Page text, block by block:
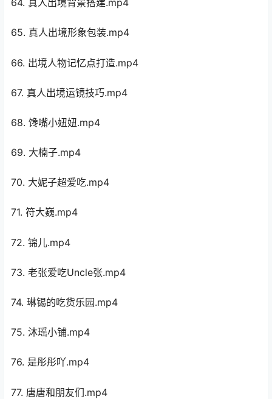
64. 真人出境背景搭建.mp4
65. 真人出境形象包装.mp4
66. 出境人物记忆点打造.mp4
67. 真人出境运镜技巧.mp4
68. 馋嘴小妞妞.mp4
69. 大楠子.mp4
70. 大妮子超爱吃.mp4
71. 符大巍.mp4
72. 锦儿.mp4
73. 老张爱吃Uncle张.mp4
74. 琳锡的吃货乐园.mp4
75. 沐瑶小铺.mp4
76. 是彤彤吖.mp4
77. 唐唐和朋友们.mp4